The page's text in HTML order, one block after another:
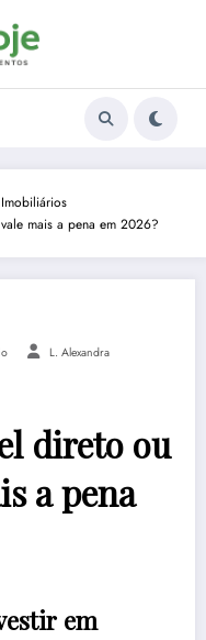
mais a pena em 2026?
L. Alexandra
direto ou
a pena
em